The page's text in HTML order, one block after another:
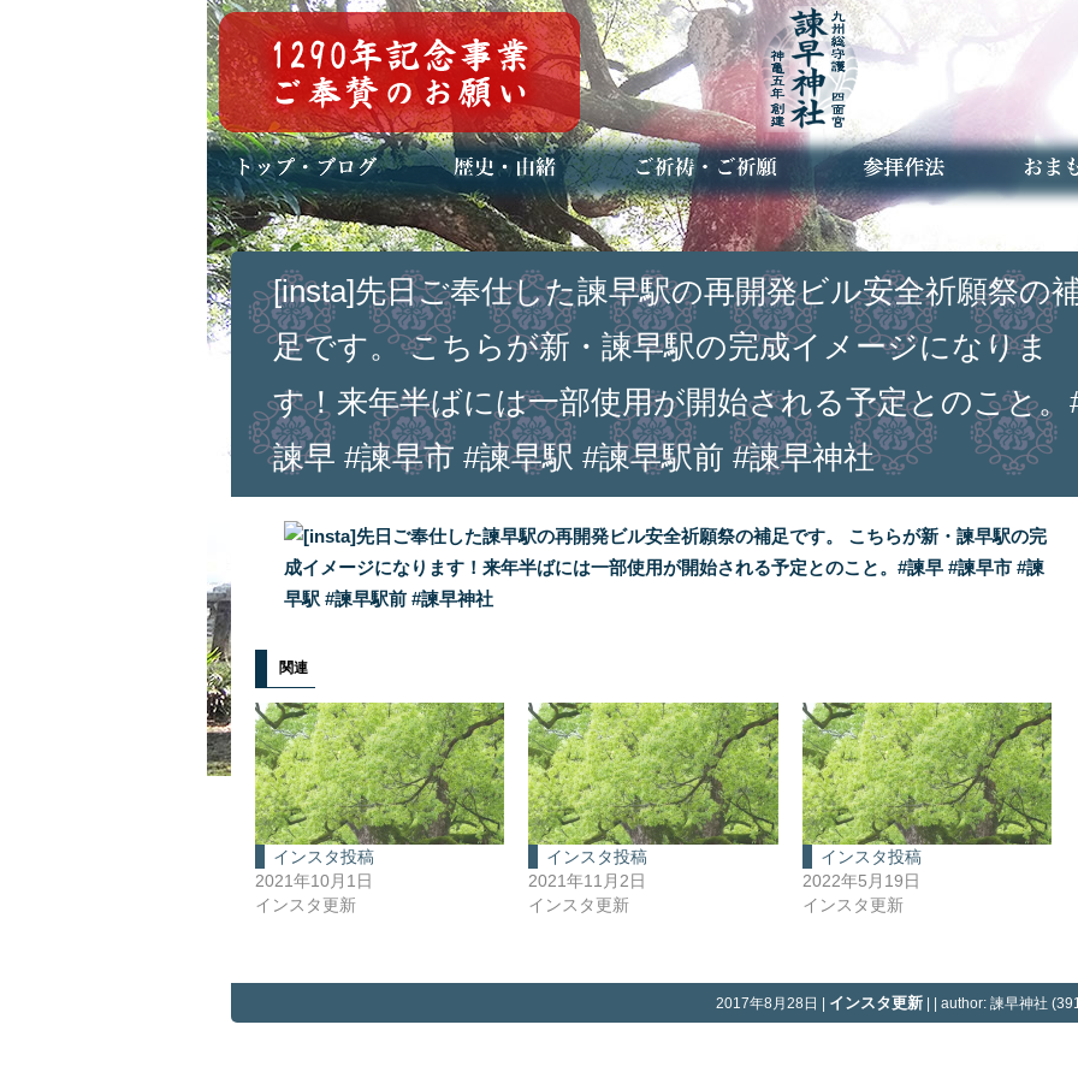
トップページ
ブログ(日々八百万)
お知らせ一覧 歴史・ご祭神
年中行事
メディア掲載 ご祈祷・ご祈願とは
安産祈願
初宮参り
七五三詣
長寿のお祝い
神前結婚式
厄祓い・方位除け
車のお祓い
地鎮祭
神葬祭（神式の葬儀） 神社とは
お参りの作法
[insta]先日ご奉仕した諫早駅の再開発ビル安全祈願祭の
足です。 こちらが新・諫早駅の完成イメージになりま
す！来年半ばには一部使用が開始される予定とのこと。
諫早 #諫早市 #諫早駅 #諫早駅前 #諫早神社
関連
インスタ投稿
2021年10月1日
インスタ更新
インスタ投稿
2021年11月2日
インスタ更新
インスタ投稿
2022年5月19日
インスタ更新
2017年8月28日 | インスタ更新 | | author: 諫早神社